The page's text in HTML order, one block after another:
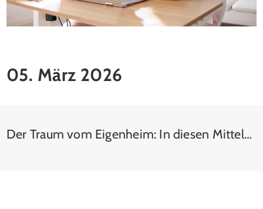
05. März 2026
Der Traum vom Eigenheim: In diesen Mittelstädten ist er noch bezahlbar